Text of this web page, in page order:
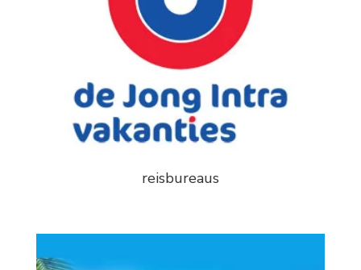
reisbureaus